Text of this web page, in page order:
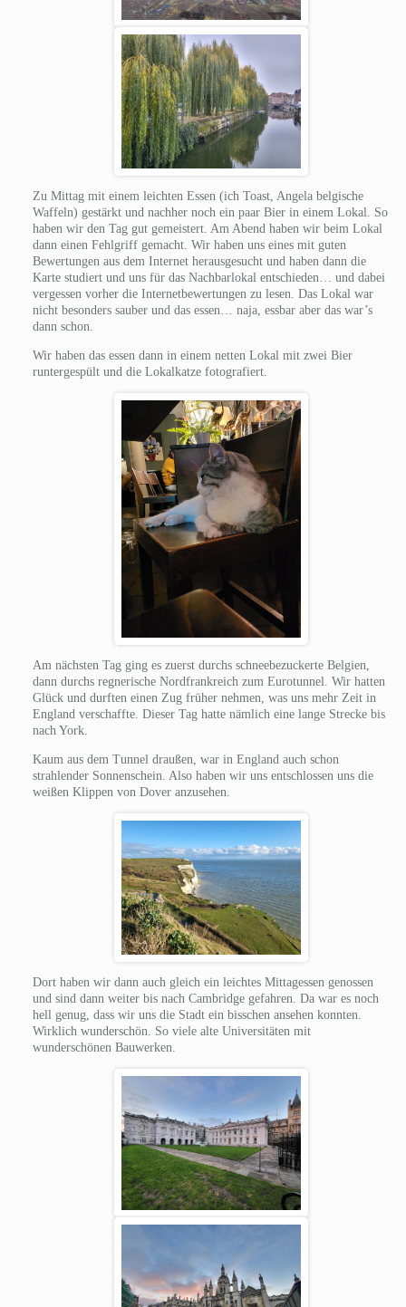
Zu Mittag mit einem leichten Essen (ich Toast, Angela belgische
Waffeln) gestärkt und nachher noch ein paar Bier in einem Lokal. So
haben wir den Tag gut gemeistert. Am Abend haben wir beim Lokal
dann einen Fehlgriff gemacht. Wir haben uns eines mit guten
Bewertungen aus dem Internet herausgesucht und haben dann die
Karte studiert und uns für das Nachbarlokal entschieden… und dabei
vergessen vorher die Internetbewertungen zu lesen. Das Lokal war
nicht besonders sauber und das essen… naja, essbar aber das war’s
dann schon.
Wir haben das essen dann in einem netten Lokal mit zwei Bier
runtergespült und die Lokalkatze fotografiert.
Am nächsten Tag ging es zuerst durchs schneebezuckerte Belgien,
dann durchs regnerische Nordfrankreich zum Eurotunnel. Wir hatten
Glück und durften einen Zug früher nehmen, was uns mehr Zeit in
England verschaffte. Dieser Tag hatte nämlich eine lange Strecke bis
nach York.
Kaum aus dem Tunnel draußen, war in England auch schon
strahlender Sonnenschein. Also haben wir uns entschlossen uns die
weißen Klippen von Dover anzusehen.
Dort haben wir dann auch gleich ein leichtes Mittagessen genossen
und sind dann weiter bis nach Cambridge gefahren. Da war es noch
hell genug, dass wir uns die Stadt ein bisschen ansehen konnten.
Wirklich wunderschön. So viele alte Universitäten mit
wunderschönen Bauwerken.